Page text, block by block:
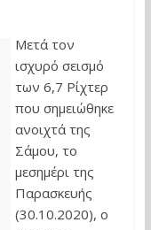
Μετά τον
ισχυρό σεισμό
των 6,7 Ρίχτερ
που σημειώθηκε
ανοιχτά της
Σάμου, το
μεσημέρι της
Παρασκευής
(30.10.2020), ο